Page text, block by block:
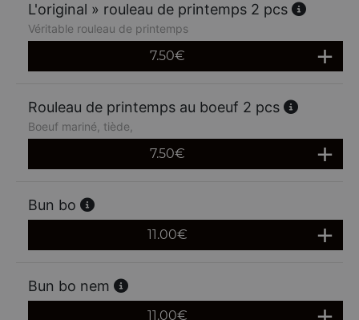
L'original » rouleau de printemps 2 pcs
Véritable rouleau de printemps
7.50€
Rouleau de printemps au boeuf 2 pcs
Boeuf mariné, tiède,
7.50€
Bun bo
11.00€
Bun bo nem
11.00€